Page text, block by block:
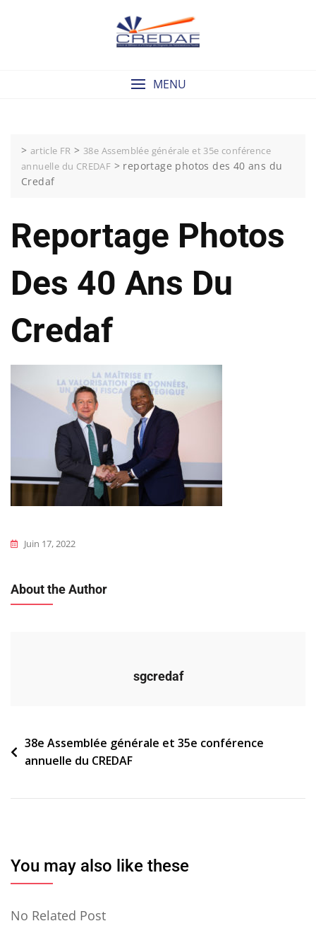
MENU
> article FR > 38e Assemblée générale et 35e conférence
annuelle du CREDAF > reportage photos des 40 ans du
Credaf
Reportage Photos
Des 40 Ans Du
Credaf
Juin 17, 2022
About the Author
sgcredaf
Navigation
de
38e Assemblée générale et 35e conférence
annuelle du CREDAF
You may also like these
No Related Post